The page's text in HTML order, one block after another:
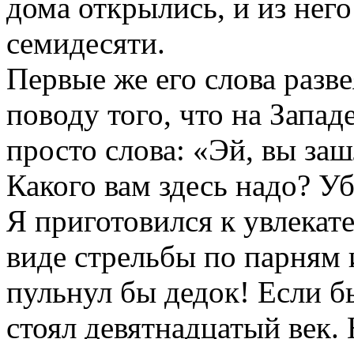
дома открылись, и из
семидесяти.
Первые же его слова
поводу того, что на
просто слова: «Эй, вы
Какого вам здесь надо?
Я приготовился к
виде стрельбы по парням
пульнул бы дедок! Если
стоял девятнадцатый